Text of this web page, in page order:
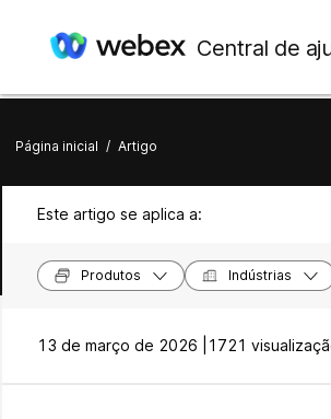
Central de
Página inicial / Artigo
Este artigo se aplica a:
Produtos Indústrias
13 de março de 2026 | 1721